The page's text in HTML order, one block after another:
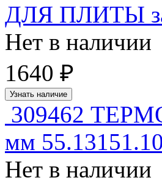
ДЛЯ ПЛИТЫ
Нет в наличии
1640 ₽
Узнать наличие
309462
мм
Нет в наличии